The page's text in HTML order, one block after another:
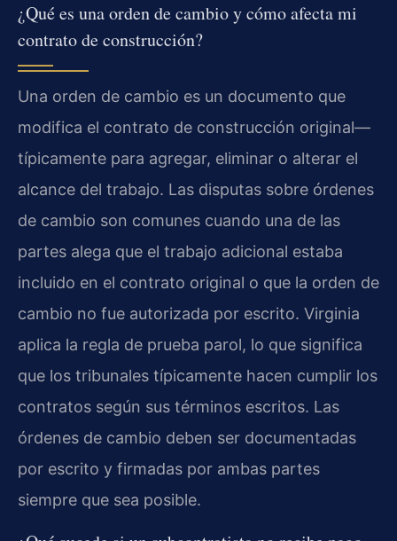
¿Qué es una orden de cambio y cómo afecta mi
contrato de construcción?
Una orden de cambio es un documento que
modifica el contrato de construcción original—
típicamente para agregar, eliminar o alterar el
alcance del trabajo. Las disputas sobre órdenes
de cambio son comunes cuando una de las
partes alega que el trabajo adicional estaba
incluido en el contrato original o que la orden de
cambio no fue autorizada por escrito. Virginia
aplica la regla de prueba parol, lo que significa
que los tribunales típicamente hacen cumplir los
contratos según sus términos escritos. Las
órdenes de cambio deben ser documentadas
por escrito y firmadas por ambas partes
siempre que sea posible.